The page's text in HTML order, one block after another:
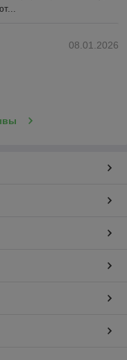
08.01.2026